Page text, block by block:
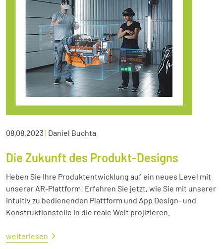
08.08.2023| Daniel Buchta
Die Zukunft des Produkt-Designs
Heben Sie Ihre Produktentwicklung auf ein neues Level mit
unserer AR-Plattform! Erfahren Sie jetzt, wie Sie mit unserer
intuitiv zu bedienenden Plattform und App Design- und
Konstruktionsteile in die reale Welt projizieren.
weiterlesen